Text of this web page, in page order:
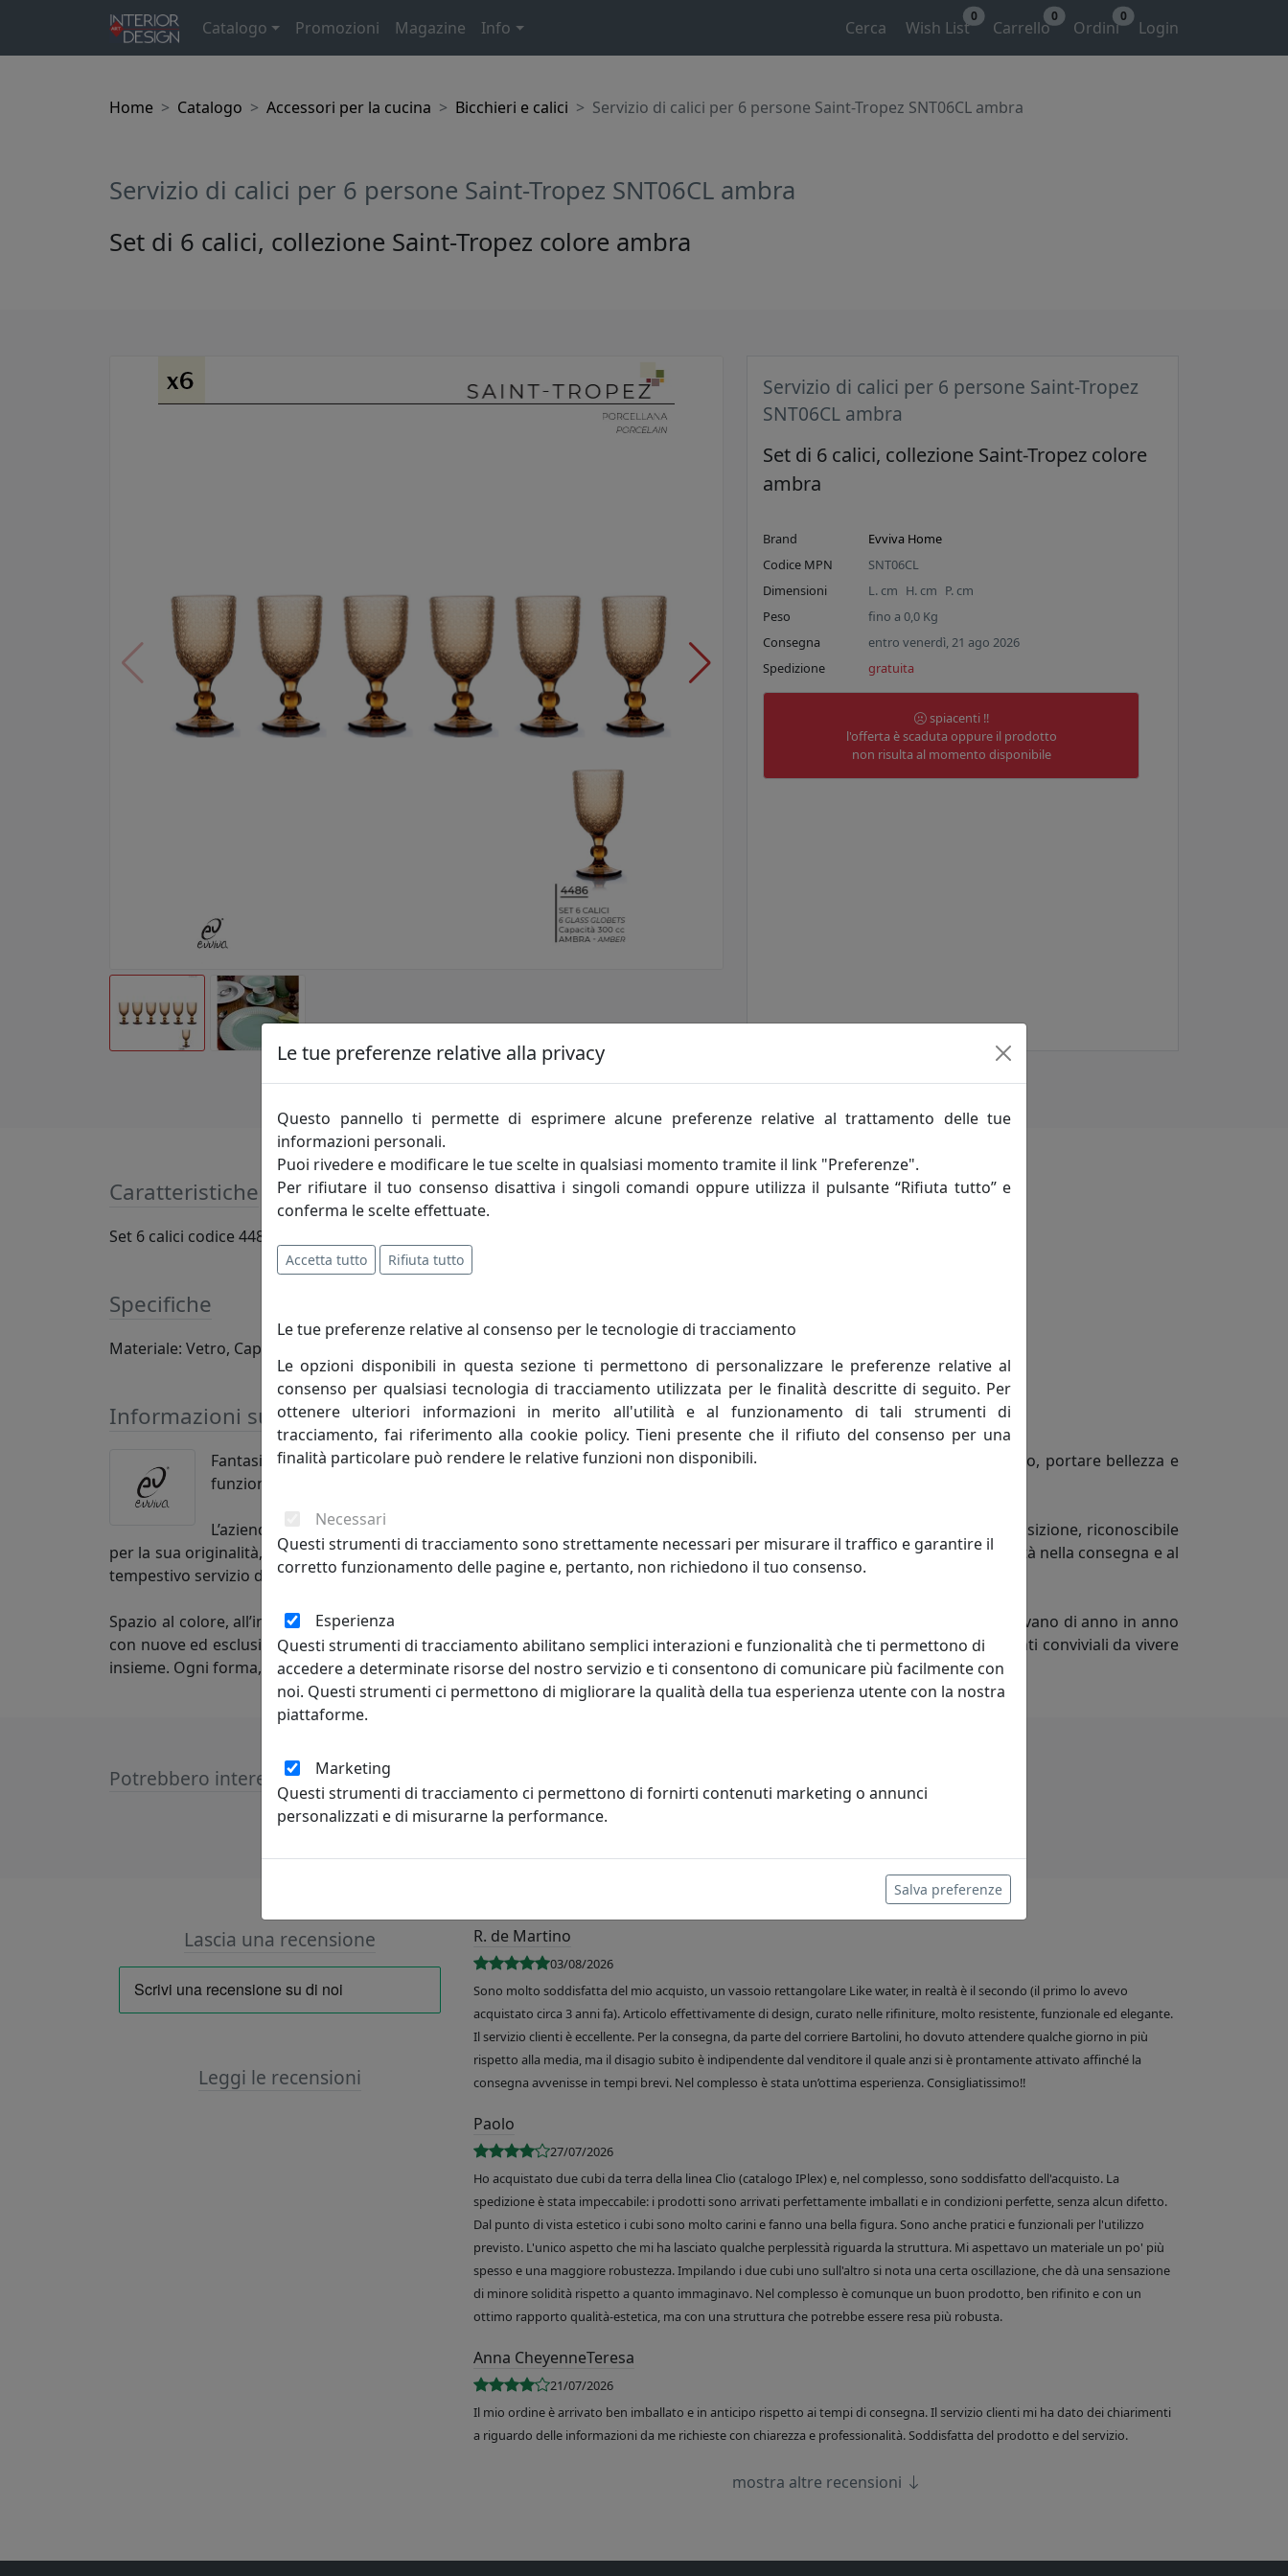
Catalogo Promozioni Magazine Info Cerca Wish List
0
Carrello
0
Ordini
0
Login
Home Catalogo Accessori per la cucina Bicchieri e calici Servizio di calici per 6 persone Saint-Tropez SNT06CL ambra
Servizio di calici per 6 persone Saint-Tropez SNT06CL ambra
Set di 6 calici, collezione Saint-Tropez colore ambra
Servizio di calici per 6 persone Saint-Tropez
SNT06CL ambra
Set di 6 calici, collezione Saint-Tropez colore
ambra
Brand
Evviva Home
Codice MPN
SNT06CL
Dimensioni
L. cm H. cm P. cm
Peso
fino a0,0 Kg
Consegna
entro venerdì, 21 ago 2026
Spedizione
gratuita
spiacenti !!
l'offerta è scaduta oppure il prodotto
non risulta al momento disponibile
Caratteristiche
Set 6 calici codice 4486
Specifiche
Materiale: Vetro, Capacità: 300cc
Informazioni sul brand
Fantasia e concretezza. Sono queste le due anime di Evviva Company che la guidano al suo principale obiettivo, portare bellezza e
funzionalità nelle abitudini quotidiane di chi sceglie i suoi prodotti.
L’azienda, che ha mosso i suoi primi passi nel 2000, oggi gode sul mercato di una ben precisa ed affermata posizione, riconoscibile
per la sua originalità, costante innovazione, dinamicità del suo staff, accurato servizio offerto ai suoi clienti, efficienza e rapidità nella consegna e al
tempestivo servizio di post-vendita. Tutti ingredienti che hanno fatto di Evviva un marchio vincente.
Spazio al colore, all’innovazione e all’originalità nella cucina cosi come negli altri angoli della casa: le nostre proposte si rinnovano di anno in anno
con nuove ed esclusive forme dedicate al complemento della tavola, agli spazi living senza dimenticare gli esterni ed i momenti conviviali da vivere
insieme. Ogni forma, decoro e materiale è studiato e realizzato per offrire un prodotto unico ed inconfondibile.
Potrebbero interessarti
Lascia una recensione
Leggi le recensioni
R. de Martino
03/08/2026
Sono molto soddisfatta del mio acquisto, un vassoio rettangolare Like water, in realtà è il secondo (il primo lo avevo
acquistato circa 3 anni fa). Articolo effettivamente di design, curato nelle rifiniture, molto resistente, funzionale ed elegante.
Il servizio clienti è eccellente. Per la consegna, da parte del corriere Bartolini, ho dovuto attendere qualche giorno in più
rispetto alla media, ma il disagio subito è indipendente dal venditore il quale anzi si è prontamente attivato affinché la
consegna avvenisse in tempi brevi. Nel complesso è stata un’ottima esperienza. Consigliatissimo!!
Paolo
27/07/2026
Ho acquistato due cubi da terra della linea Clio (catalogo IPlex) e, nel complesso, sono soddisfatto dell'acquisto. La
spedizione è stata impeccabile: i prodotti sono arrivati perfettamente imballati e in condizioni perfette, senza alcun difetto.
Dal punto di vista estetico i cubi sono molto carini e fanno una bella figura. Sono anche pratici e funzionali per l'utilizzo
previsto. L'unico aspetto che mi ha lasciato qualche perplessità riguarda la struttura. Mi aspettavo un materiale un po' più
spesso e una maggiore robustezza. Impilando i due cubi uno sull'altro si nota una certa oscillazione, che dà una sensazione
di minore solidità rispetto a quanto immaginavo. Nel complesso è comunque un buon prodotto, ben rifinito e con un
ottimo rapporto qualità-estetica, ma con una struttura che potrebbe essere resa più robusta.
Anna CheyenneTeresa
21/07/2026
Il mio ordine è arrivato ben imballato e in anticipo rispetto ai tempi di consegna. Il servizio clienti mi ha dato dei chiarimenti
a riguardo delle informazioni da me richieste con chiarezza e professionalità. Soddisfatta del prodotto e del servizio.
mostra altre recensioni
Le tue preferenze relative alla privacy
Questo pannello ti permette di esprimere alcune preferenze relative al trattamento delle tue
informazioni personali.
Puoi rivedere e modificare le tue scelte in qualsiasi momento tramite il link "Preferenze".
Per rifiutare il tuo consenso disattiva i singoli comandi oppure utilizza il pulsante “Rifiuta tutto” e
conferma le scelte effettuate.
Accetta tutto Rifiuta tutto
Le tue preferenze relative al consenso per le tecnologie di tracciamento
Le opzioni disponibili in questa sezione ti permettono di personalizzare le preferenze relative al
consenso per qualsiasi tecnologia di tracciamento utilizzata per le finalità descritte di seguito. Per
ottenere ulteriori informazioni in merito all'utilità e al funzionamento di tali strumenti di
tracciamento, fai riferimento alla cookie policy. Tieni presente che il rifiuto del consenso per una
finalità particolare può rendere le relative funzioni non disponibili.
Necessari
Questi strumenti di tracciamento sono strettamente necessari per misurare il traffico e garantire il
corretto funzionamento delle pagine e, pertanto, non richiedono il tuo consenso.
Esperienza
Questi strumenti di tracciamento abilitano semplici interazioni e funzionalità che ti permettono di
accedere a determinate risorse del nostro servizio e ti consentono di comunicare più facilmente con
noi. Questi strumenti ci permettono di migliorare la qualità della tua esperienza utente con la nostra
piattaforme.
Marketing
Questi strumenti di tracciamento ci permettono di fornirti contenuti marketing o annunci
personalizzati e di misurarne la performance.
Salva preferenze